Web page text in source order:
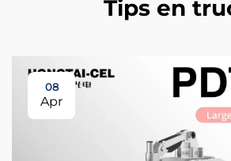
Tips en
08
Apr